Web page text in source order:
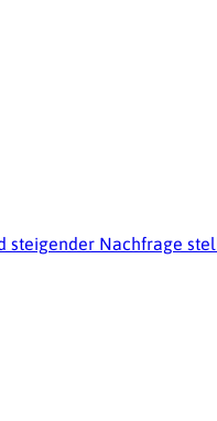
steigender Nachfrage